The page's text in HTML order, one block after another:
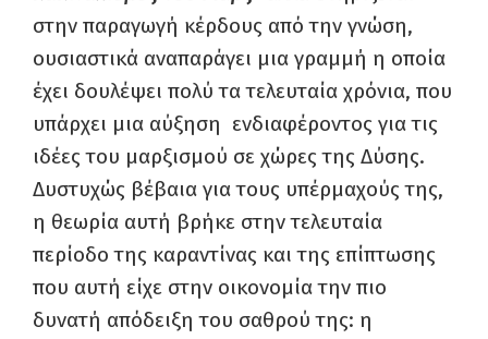
στην παραγωγή κέρδους από την γνώση,
ουσιαστικά αναπαράγει μια γραμμή η οποία
έχει δουλέψει πολύ τα τελευταία χρόνια, που
υπάρχει μια αύξηση ενδιαφέροντος για τις
ιδέες του μαρξισμού σε χώρες της Δύσης.
Δυστυχώς βέβαια για τους υπέρμαχούς της,
η θεωρία αυτή βρήκε στην τελευταία
περίοδο της καραντίνας και της επίπτωσης
που αυτή είχε στην οικονομία την πιο
δυνατή απόδειξη του σαθρού της: η